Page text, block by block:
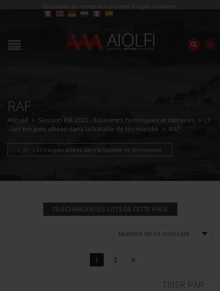
Spécialiste des ventes aux enchères d'objets militaires
RAF
Accueil Session Été 2025 - Souvenirs historiques et militaires
J1
- Les troupes alliées dans la bataille de Normandie
RAF
J1 - Les troupes alliées dans la bataille de Normandie
TÉLÉCHARGER LES LOTS DE CETTE PAGE
1 2
TRIER PAR :